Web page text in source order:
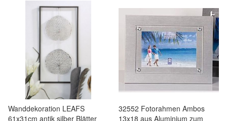
Wanddekoration LEAFS
61x31cm antik silber Blätter
32552 Fotorahmen Ambos
13x18 aus Aluminium zum